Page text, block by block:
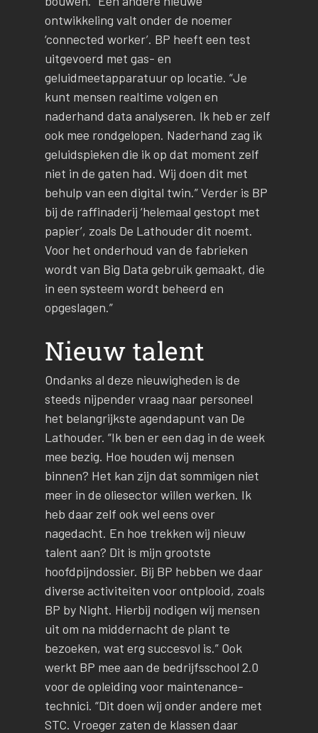
ontwikkeling valt onder de noemer
‘connected worker’. BP heeft een test
uitgevoerd met gas- en
geluidmeetapparatuur op locatie. “Je
kunt mensen realtime volgen en
naderhand data analyseren. Ik heb er zelf
ook mee rondgelopen. Naderhand zag ik
geluidspieken die ik op dat moment zelf
niet in de gaten had. Wij doen dit met
behulp van een digital twin.” Verder is BP
bij de raffinaderij ‘helemaal gestopt met
papier’, zoals De Lathouder dit noemt.
Voor het onderhoud van de fabrieken
wordt van Big Data gebruik gemaakt, die
in een systeem wordt beheerd en
opgeslagen.”
Nieuw talent
Ondanks al deze nieuwigheden is de
steeds nijpender vraag naar personeel
het belangrijkste agendapunt van De
Lathouder. “Ik ben er een dag in de week
mee bezig. Hoe houden wij mensen
binnen? Het kan zijn dat sommigen niet
meer in de oliesector willen werken. Ik
heb daar zelf ook wel eens over
nagedacht. En hoe trekken wij nieuw
talent aan? Dit is mijn grootste
hoofdpijndossier. Bij BP hebben we daar
diverse activiteiten voor ontplooid, zoals
BP by Night. Hierbij nodigen wij mensen
uit om na middernacht de plant te
bezoeken, wat erg succesvol is.” Ook
werkt BP mee aan de bedrijfsschool 2.0
voor de opleiding voor maintenance-
technici. “Dit doen wij onder andere met
STC. Vroeger zaten de klassen daar